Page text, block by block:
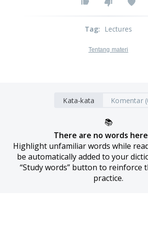
Tag: Lectures
Tentang materi
Kata-kata Komentar
📚
There are no words
Highlight unfamiliar words while
be automatically added to your
“Study words” button to reinforce
practice.